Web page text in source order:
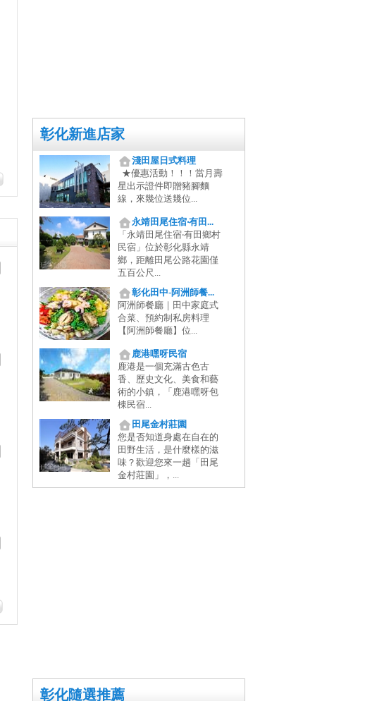
彰化新進店家
淺田屋日式料理
★優惠活動！！！當月壽
星出示證件即贈豬腳麵
線，來幾位送幾位...
永靖田尾住宿‧有田...
「永靖田尾住宿‧有田鄉村
民宿」位於彰化縣永靖
鄉，距離田尾公路花園僅
五百公尺...
彰化田中-阿洲師餐...
阿洲師餐廳｜田中家庭式
合菜、預約制私房料理
【阿洲師餐廳】位...
鹿港嘿呀民宿
鹿港是一個充滿古色古
香、歷史文化、美食和藝
術的小鎮，「鹿港嘿呀包
棟民宿...
田尾金村莊園
您是否知道身處在自在的
田野生活，是什麼樣的滋
味？歡迎您來一趟「田尾
金村莊園」，...
彰化隨選推薦